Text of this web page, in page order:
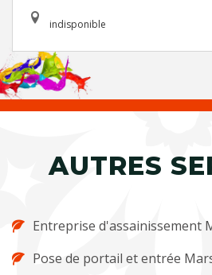
indisponible
AUTRES
Entreprise d'assainissement
Pose de portail et entrée